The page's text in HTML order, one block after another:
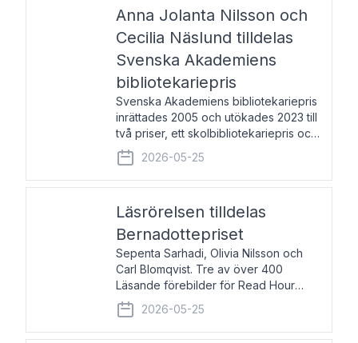
Anna Jolanta Nilsson och
Cecilia Näslund tilldelas
Svenska Akademiens
bibliotekariepris
Svenska Akademiens bibliotekariepris
inrättades 2005 och utökades 2023 till
två priser, ett skolbibliotekariepris och
ett folkbibliotekariepris. Priserna skall
tilldelas bibliotekarier vid svenska folk-
och skolbibliotek som gjort värdefull
2026-05-25
Läsrörelsen tilldelas
Bernadottepriset
Sepenta Sarhadi, Olivia Nilsson och
Carl Blomqvist. Tre av över 400
Läsande förebilder för Read Hour
Sverige. Foto: Michael Wall. Den ideella
föreningen Läsrörelsen tilldelas
Bernadottepriset 2026 för att den
2026-05-25